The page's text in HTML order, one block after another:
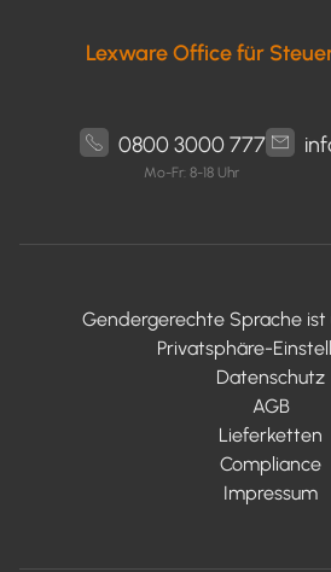
Lexware Office für
0800 3000 777
Mo-Fr: 8-18 Uhr
Privatsphäre-
Datenschutz
AGB
Lieferketten
Compliance
Impressum
Gendergerechte Sprache ist